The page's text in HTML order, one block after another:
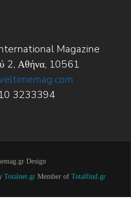
Magazine
2, Αθήνα, 10561
3233394
Design
Totalnet.gr Member of Totalfind.gr